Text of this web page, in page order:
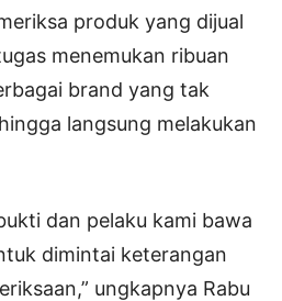
produk yang dijual
menemukan ribuan
brand yang tak
langsung melakukan
dan pelaku kami bawa
dimintai keterangan
ungkapnya Rabu